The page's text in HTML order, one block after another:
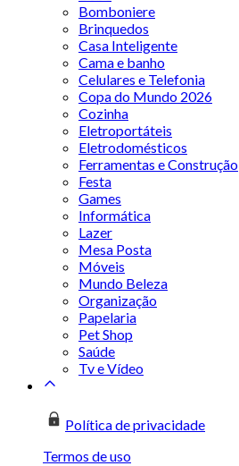
Bomboniere
Brinquedos
Casa Inteligente
Cama e banho
Celulares e Telefonia
Copa do Mundo 2026
Cozinha
Eletroportáteis
Eletrodomésticos
Ferramentas e Construção
Festa
Games
Informática
Lazer
Mesa Posta
Móveis
Mundo Beleza
Organização
Papelaria
Pet Shop
Saúde
Tv e Vídeo
Política de privacidade
Termos de uso